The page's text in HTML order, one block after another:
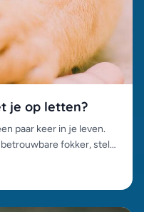
je op letten?
paar keer in je leven.
fokker, stel